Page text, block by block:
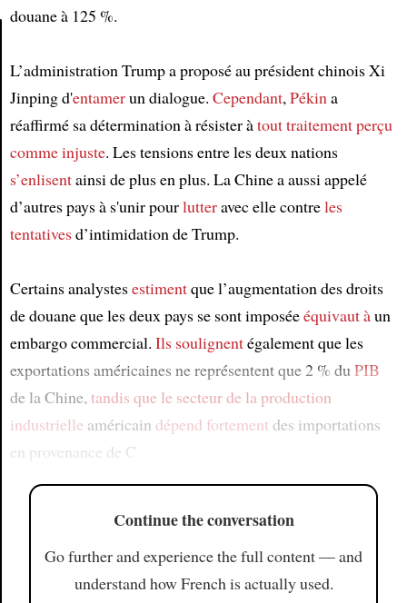
Article
douane à 125 %.
L’administration Trump a proposé au président chinois Xi
Jinping d'entamerun dialogue. Cependant, Pékin a
réaffirmé sa détermination à résister àtout traitement perçu
comme injuste. Les tensions entre les deux nations
s’enlisentainsi de plus en plus. La Chine a aussi appelé
d’autres pays à s'unir pourlutteravec elle contreles
tentativesd’intimidation de Trump.
Certains analystesestimentque l’augmentation des droits
de douane que les deux pays se sont imposéeéquivaut àun
embargo commercial. Ils soulignentégalement que les
exportations américaines ne représentent que 2 % du PIB
de la Chine, tandis que le secteur de la production
industrielle américain dépend fortement des importations
en provenance de C
Continue the conversation
Go further and experience the full content — and
understand how French is actually used.